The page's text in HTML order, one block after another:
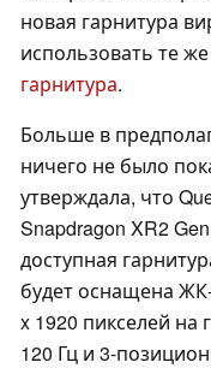
новая гарнитура
использовать те
гарнитура.
Больше в
ничего не было
утверждала, что
Snapdragon XR2
доступная
будет оснащена
x 1920 пикселей на
120 Гц и 3-